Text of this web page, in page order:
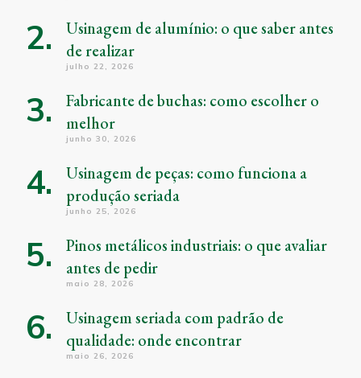
Usinagem de alumínio: o que saber antes
de realizar
julho 22, 2026
Fabricante de buchas: como escolher o
melhor
junho 30, 2026
Usinagem de peças: como funciona a
produção seriada
junho 25, 2026
Pinos metálicos industriais: o que avaliar
antes de pedir
maio 28, 2026
Usinagem seriada com padrão de
qualidade: onde encontrar
maio 26, 2026